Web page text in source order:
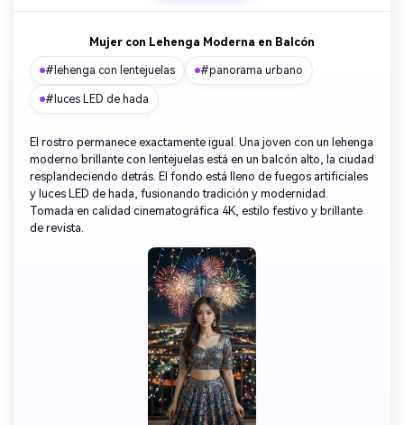
Mujer con Lehenga Moderna en Balcón
#lehenga con lentejuelas #panorama urbano
#luces LED de hada
El rostro permanece exactamente igual. Una joven con un lehenga
moderno brillante con lentejuelas está en un balcón alto, la ciudad
resplandeciendo detrás. El fondo está lleno de fuegos artificiales
y luces LED de hada, fusionando tradición y modernidad.
Tomada en calidad cinematográfica 4K, estilo festivo y brillante
de revista.